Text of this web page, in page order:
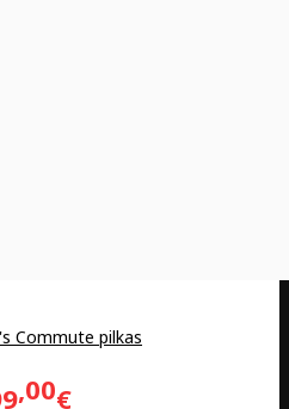
Commute pilkas
00€